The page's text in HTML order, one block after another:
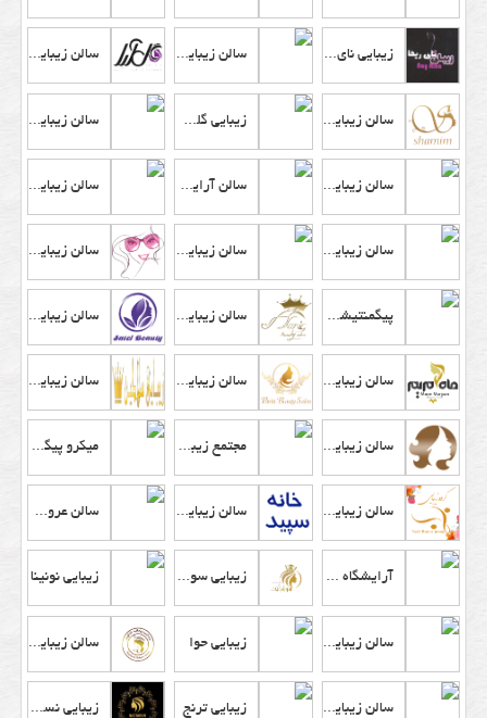
زیبایی نای ریکا سالن زیبایی مهری ماه سالن زیبایی گل آرا
سالن زیبایی شمیم زیبایی گلشید سالن زیبایی شاندن
سالن زیبایی ناناز سالن آرایش ساویز روز سالن زیبایی هیوا
سالن زیبایی آریا چهر سالن زیبایی ثریا سالن زیبایی مهرآفاق
پیگمنتیشن و کاشت مژه سایه سالن زیبایی آلانیک سالن زیبایی ساتل
سالن زیبایی ماه مریم سالن زیبایی پرین سالن زیبایی سلاطین
سالن زیبایی آنسه مجتمع زیبایی صبا بانو میکرو پیگمنتیشن ژاله رضایی
سالن زیبایی ناب سالن زیبایی خانه سپید سالن عروس آندریا
آرایشگاه آزاده عراقی زیبایی سوشیانت زیبایی نونینا
سالن زیبایی نینا زیبایی حوا سالن زیبایی ریحانه خاکپور(تاپ مدرن سابق)
سالن زیبایی نگارین زیبایی ترنج زیبایی نسترن